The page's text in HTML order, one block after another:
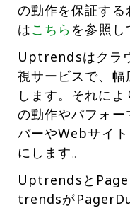
の動作を保証す
はこちら を参照し
Uptrendsはクラ
視サービスで、
します。それに
の動作やパフォ
バーやWebサイ
にします。
Uptrendsと
trendsが